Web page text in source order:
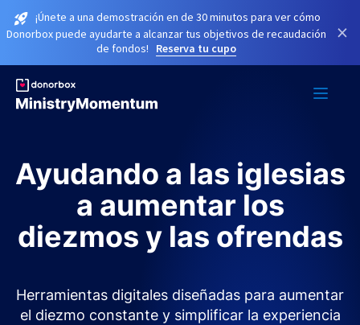
¡Únete a una demostración en de 30 minutos para ver cómo
Donorbox puede ayudarte a alcanzar tus objetivos de recaudación
de fondos!
Reserva tu cupo
×
Ayudando a las iglesias
a aumentar los
diezmos y las ofrendas
Herramientas digitales diseñadas para aumentar
el diezmo constante y simplificar la experiencia